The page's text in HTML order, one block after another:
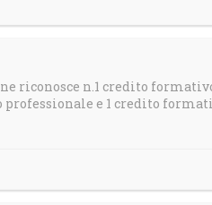
riconosce n.1 credito
e 1 credito